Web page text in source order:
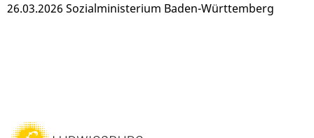
26.03.2026 Sozialministerium Baden-Württemberg